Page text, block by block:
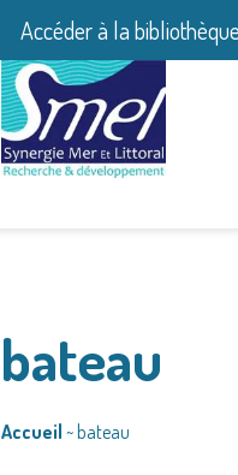
Accéder à la bibliothèque
bateau
Accueil ~ bateau